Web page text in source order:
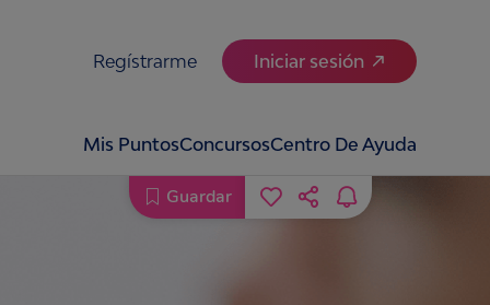
Regístrarme Iniciar sesión
Mis PuntosConcursosCentro De Ayuda
Guardar